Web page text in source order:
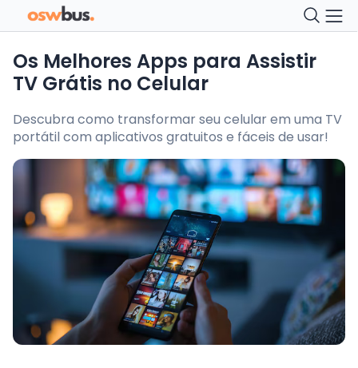
Os Melhores Apps para Assistir
TV Grátis no Celular
Descubra como transformar seu celular em uma TV
portátil com aplicativos gratuitos e fáceis de usar!